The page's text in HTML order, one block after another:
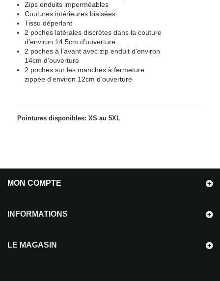
Zips enduits imperméables
Coutures intérieures biaisées
Tissu déperlant
2 poches latérales discrètes dans la couture
d’environ 14,5cm d’ouverture
2 poches à l’avant avec zip enduit d’environ
14cm d’ouverture
2 poches sur les manches à fermeture
zippée d’environ 12cm d’ouverture
Pointures disponibles: XS au 5XL
MON COMPTE
INFORMATIONS
LE MAGASIN